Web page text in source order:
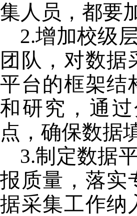
集人员，都要
2.增加校级
团队，对数
平台的框架结
和研究，通
点，确保数据
3.制定数据
报质量，落实
据采集工作纳